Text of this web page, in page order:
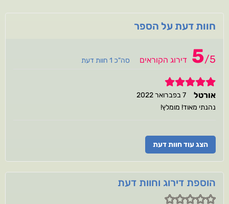
חוות דעת על הספר
5/5 דירוג הקוראים סה"כ 1 חוות דעת
5
אורטל
7 בפברואר 2022
נהנתי מאוד! מומלץ!
הצג עוד חוות דעת
הוספת דירוג וחוות דעת